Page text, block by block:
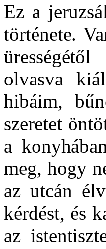
Ez a
története.
olvasva
hibáim,
szeretet
a
meg, hogy
az utcán
kérdést, és
az